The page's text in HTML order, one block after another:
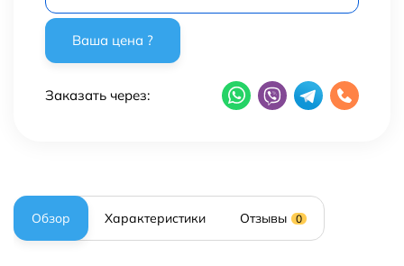
Заказать через:
Обзор Характеристики Отзывы 0